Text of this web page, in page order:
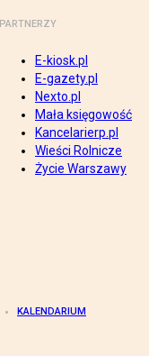
PARTNERZY
E-kiosk.pl
E-gazety.pl
Nexto.pl
Mała księgowość
Kancelarierp.pl
Wieści Rolnicze
Życie Warszawy
KALENDARIUM